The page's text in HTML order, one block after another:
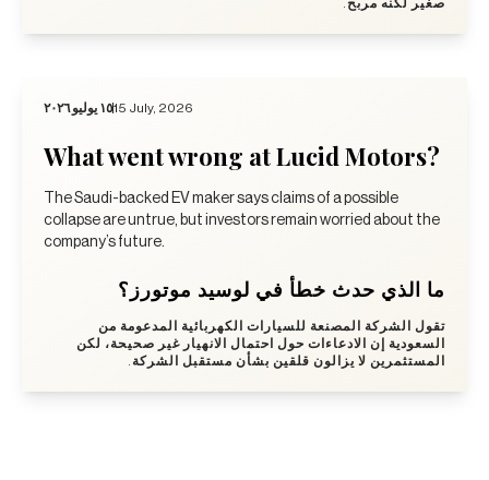
صغير لكنه مربح.
١٥ يوليو ٢٠٢٦15 July, 2026
What went wrong at Lucid Motors?
The Saudi-backed EV maker says claims of a possible
collapse are untrue, but investors remain worried about the
company’s future.
ما الذي حدث خطأ في لوسيد موتورز؟
تقول الشركة المصنعة للسيارات الكهربائية المدعومة من
السعودية إن الادعاءات حول احتمال الانهيار غير صحيحة، لكن
المستثمرين لا يزالون قلقين بشأن مستقبل الشركة.